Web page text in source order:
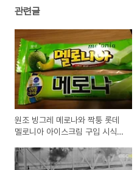
관련글
원조 빙그레 메로나와 짝퉁 롯데
멜로니아 아이스크림 구입 시식기